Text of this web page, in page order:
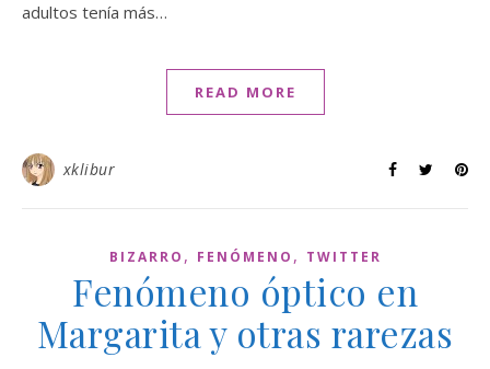
adultos tenía más…
READ MORE
xklibur
BIZARRO , FENÓMENO , TWITTER
Fenómeno óptico en
Margarita y otras rarezas